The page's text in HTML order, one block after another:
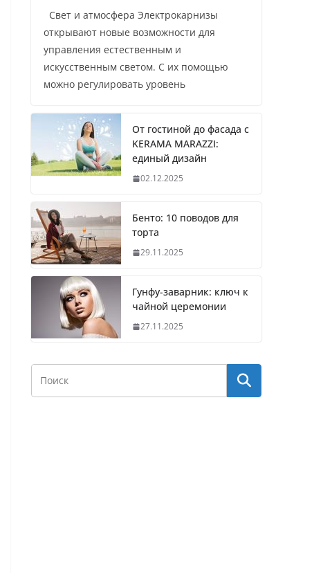
Свет и атмосфера Электрокарнизы
открывают новые возможности для
управления естественным и
искусственным светом. С их помощью
можно регулировать уровень
От гостиной до фасада с
KERAMA MARAZZI:
единый дизайн
02.12.2025
Бенто: 10 поводов для
торта
29.11.2025
Гунфу-заварник: ключ к
чайной церемонии
27.11.2025